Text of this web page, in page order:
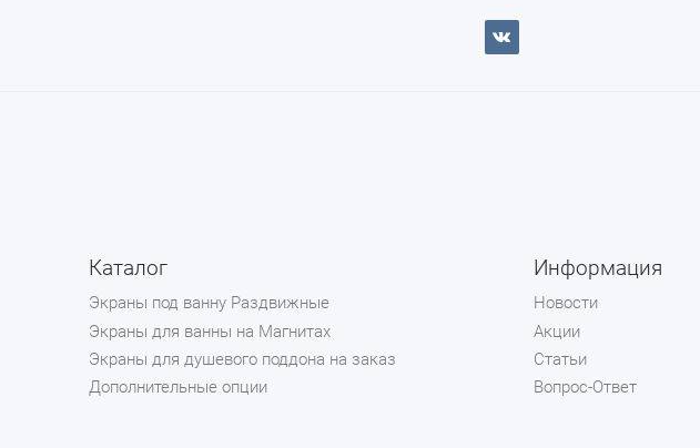
Каталог
Экраны под ванну Раздвижные
Экраны для ванны на Магнитах
Экраны для душевого поддона на заказ
Дополнительные опции
Информация
Новости
Акции
Статьи
Вопрос-Ответ